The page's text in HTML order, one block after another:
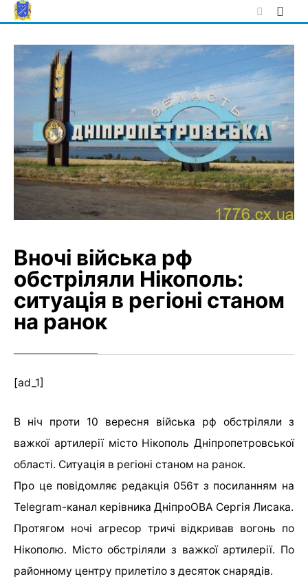
Skip
to
Вночі війська рф
обстріляли Нікополь:
ситуація в регіоні станом
на ранок
[ad_1]
В ніч проти 10 вересня війська рф обстріляли з
важкої артилерії місто Нікополь Дніпропетровської
області. Ситуація в регіоні станом на ранок.
Про це повідомляє редакція 056т з посиланням на
Telegram-канал керівника ДніпроОВА Сергія Лисака.
Протягом ночі агресор тричі відкривав вогонь по
Нікополю. Місто обстріляли з важкої артилерії. По
районному центру прилетіло з десяток снарядів.